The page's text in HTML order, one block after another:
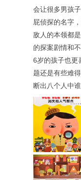
会让很多男孩
屁侦探的名字
敌人的本领都
的探案剧情和
6岁的孩子也更喜欢
题还是有些难
断出八个人中
好吗？谢谢！